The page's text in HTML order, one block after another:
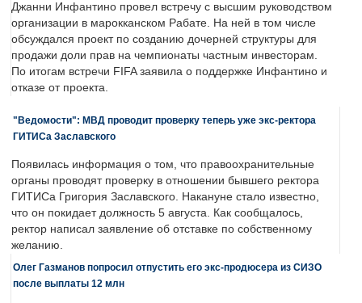
Джанни Инфантино провел встречу с высшим руководством
организации в марокканском Рабате. На ней в том числе
обсуждался проект по созданию дочерней структуры для
продажи доли прав на чемпионаты частным инвесторам.
По итогам встречи FIFA заявила о поддержке Инфантино и
отказе от проекта.
"Ведомости": МВД проводит проверку теперь уже экс-ректора
ГИТИСа Заславского
Появилась информация о том, что правоохранительные
органы проводят проверку в отношении бывшего ректора
ГИТИСа Григория Заславского. Накануне стало известно,
что он покидает должность 5 августа. Как сообщалось,
ректор написал заявление об отставке по собственному
желанию.
Олег Газманов попросил отпустить его экс-продюсера из СИЗО
после выплаты 12 млн